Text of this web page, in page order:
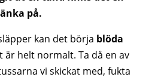
på.
kan det börja blöda
är helt normalt. Ta då en av
vi skickat med, fukta